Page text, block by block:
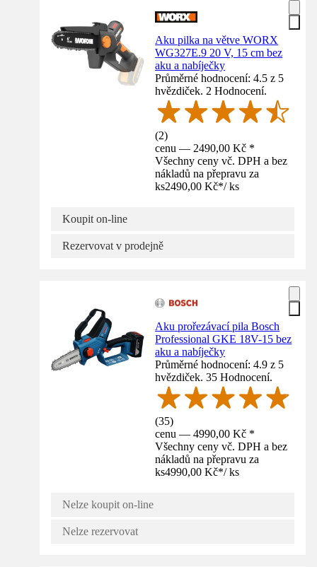
Aku pilka na větve WORX
WG327E.9 20 V, 15 cm bez
aku a nabíječky
Průměrné hodnocení: 4.5 z 5
hvězdiček. 2 Hodnocení.
(2)
cenu — 2490,00 Kč *
Všechny ceny vč. DPH a bez
nákladů na přepravu za
ks2490,00 Kč*/ ks
Koupit on-line
Rezervovat v prodejně
Aku prořezávací pila Bosch
Professional GKE 18V-15 bez
aku a nabíječky
Průměrné hodnocení: 4.9 z 5
hvězdiček. 35 Hodnocení.
(35)
cenu — 4990,00 Kč *
Všechny ceny vč. DPH a bez
nákladů na přepravu za
ks4990,00 Kč*/ ks
Nelze koupit on-line
Nelze rezervovat